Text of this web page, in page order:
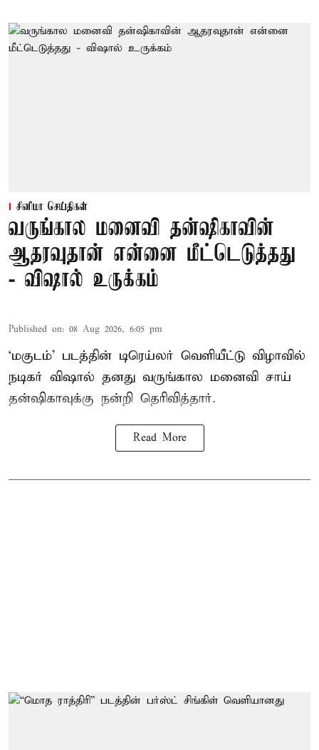
சினிமா செய்திகள்
வருங்கால மனைவி தன்ஷிகாவின்
ஆதரவுதான் என்னை மீட்டெடுத்தது
- விஷால் உருக்கம்
Published on: 08 Aug 2026, 6:05 pm
‘மகுடம்’ படத்தின் டிரெய்லர் வெளியீட்டு விழாவில்
நடிகர் விஷால் தனது வருங்கால மனைவி சாய்
தன்ஷிகாவுக்கு நன்றி தெரிவித்தார்.
Read More